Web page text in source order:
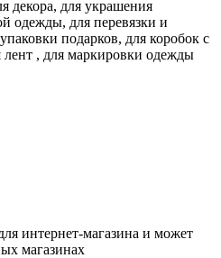
декора, для украшения
одежды, для перевязки и
подарков, для коробок с
лент , для маркировки одежды
интернет-магазина и может
магазинах